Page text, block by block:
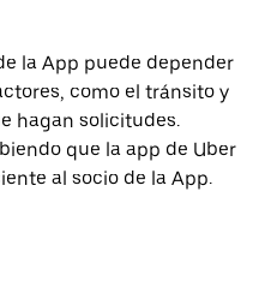
la App puede depender
como el tránsito y
hagan solicitudes.
que la app de Uber
al socio de la App.